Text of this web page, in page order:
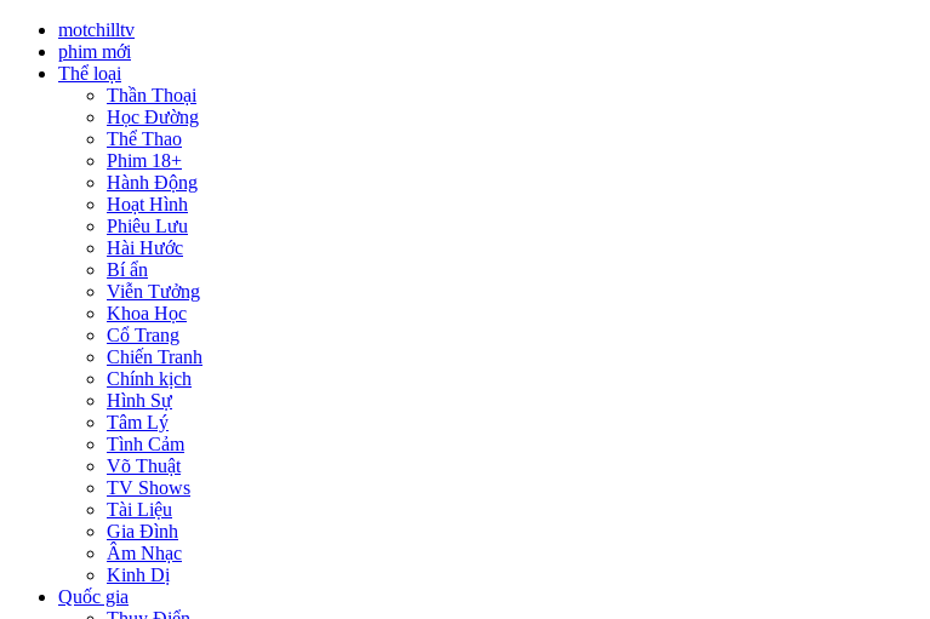
motchilltv
phim mới
Thể loại
Thần Thoại
Học Đường
Thể Thao
Phim 18+
Hành Động
Hoạt Hình
Phiêu Lưu
Hài Hước
Bí ẩn
Viễn Tưởng
Khoa Học
Cổ Trang
Chiến Tranh
Chính kịch
Hình Sự
Tâm Lý
Tình Cảm
Võ Thuật
TV Shows
Tài Liệu
Gia Đình
Âm Nhạc
Kinh Dị
Quốc gia